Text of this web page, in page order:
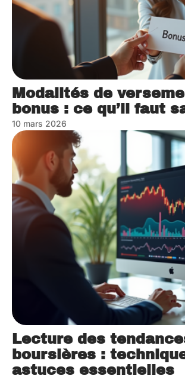
Modalités de
bonus : ce qu’il faut
10 mars 2026
Lecture des
boursières :
astuces essentielles